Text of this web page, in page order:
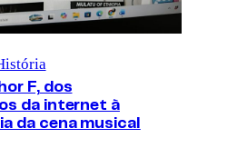
F, dos
da internet à
da cena musical